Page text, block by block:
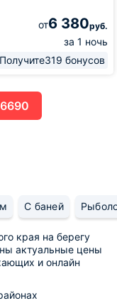
от6 380руб.
за 1 ночь
Получите319 бонусов
6690
С баней
края на берегу
актуальные цены
и онлайн